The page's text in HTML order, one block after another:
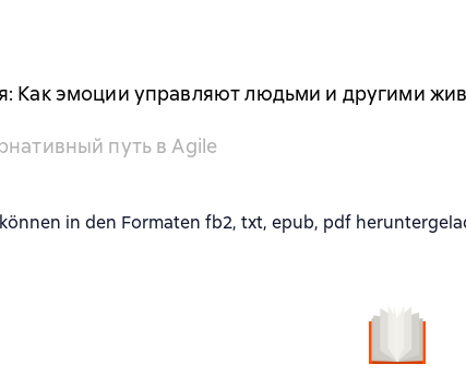
Как эмоции управляют людьми и другими
путь в Agile
in den Formaten fb2, txt, epub, pdf